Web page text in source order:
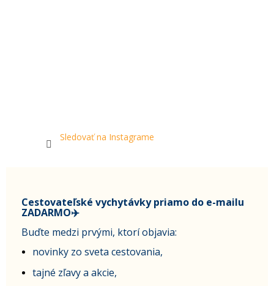
Sledovať na Instagrame
Cestovateľské vychytávky priamo do e-mailu
ZADARMO✈️
Buďte medzi prvými, ktorí objavia:
novinky zo sveta cestovania,
tajné zľavy a akcie,